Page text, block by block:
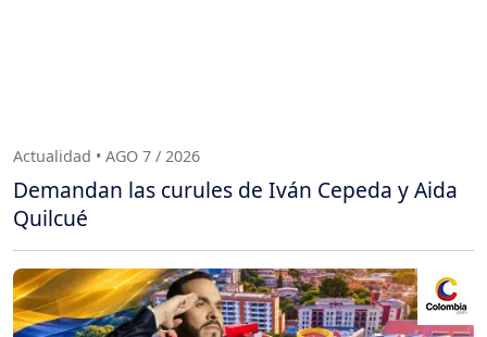
Actualidad • AGO 7 / 2026
Demandan las curules de Iván Cepeda y Aida
Quilcué